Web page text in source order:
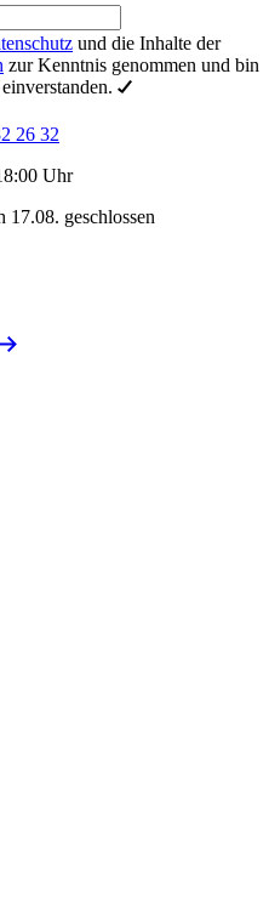
und die Inhalte der
zur Kenntnis genommen und bin
26 32
Uhr
geschlossen